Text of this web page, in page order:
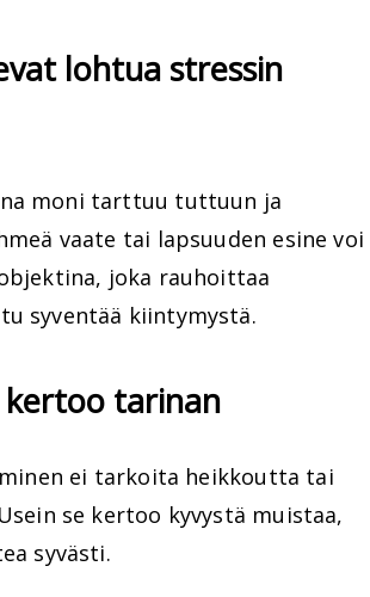
lohtua stressin
moni tarttuu tuttuun ja
vaate tai lapsuuden esine voi
joka rauhoittaa
syventää kiintymystä.
kertoo tarinan
ei tarkoita heikkoutta tai
se kertoo kyvystä muistaa,
syvästi.